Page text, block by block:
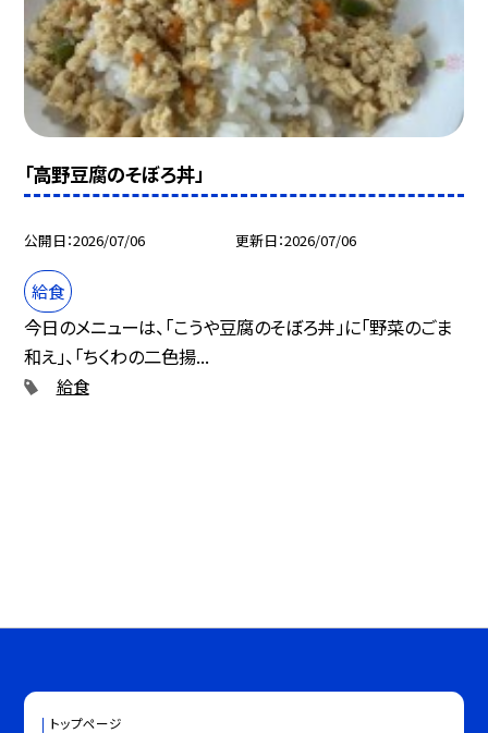
「高野豆腐のそぼろ丼」
公開日 2026/07/06 更新日 2026/07/06
給食
今日のメニューは、「こうや豆腐のそぼろ丼」に「野菜のごま
和え」、「ちくわの二色揚...
給食
トップページ